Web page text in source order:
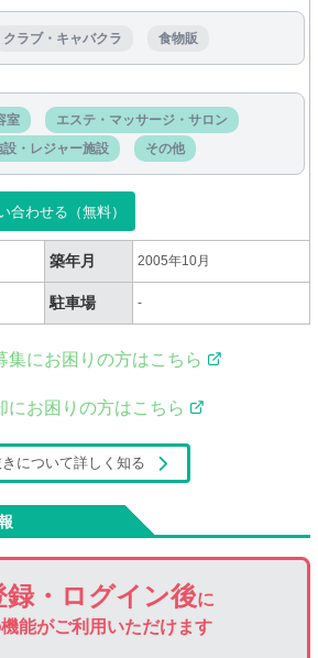
クラブ・キャバクラ 食物販
室
エステ・マッサージ・サロン
設・レジャー施設 その他
合わせる（無料）
築年月 2005年10月
駐車場 -
集にお困りの方はこちら
にお困りの方はこちら
きについて詳しく知る
録・ログイン後に
能がご利用いただけます